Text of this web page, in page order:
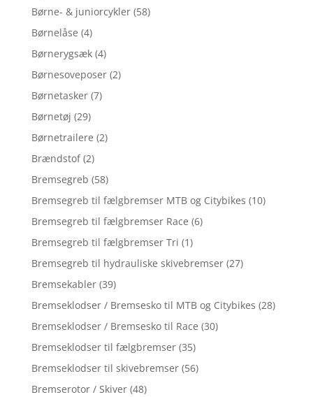
Børne- & juniorcykler (58)
Børnelåse (4)
Børnerygsæk (4)
Børnesoveposer (2)
Børnetasker (7)
Børnetøj (29)
Børnetrailere (2)
Brændstof (2)
Bremsegreb (58)
Bremsegreb til fælgbremser MTB og Citybikes (10)
Bremsegreb til fælgbremser Race (6)
Bremsegreb til fælgbremser Tri (1)
Bremsegreb til hydrauliske skivebremser (27)
Bremsekabler (39)
Bremseklodser / Bremsesko til MTB og Citybikes (28)
Bremseklodser / Bremsesko til Race (30)
Bremseklodser til fælgbremser (35)
Bremseklodser til skivebremser (56)
Bremserotor / Skiver (48)